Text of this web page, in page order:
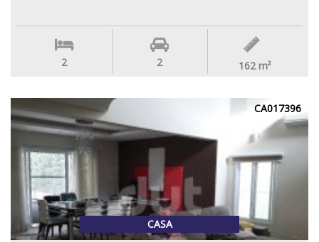
2 2 162 m²
CA017396
CASA